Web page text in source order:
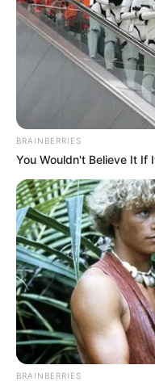
ΦΩΤΕΙΝΟΥΣ
ΔΙΕΘΝΗ ΙΣΤΟΡΙΑ
Ο ΚΥΚΛΟΣ ΘΑ
ΦΥΛΑΚΙΣΟΥΜΕ.
ΤΕΛΕΙΩΣΟΥΜΕ.
BRAINBERRIES
You Wouldn't Believe It If
BRAINBERRIES